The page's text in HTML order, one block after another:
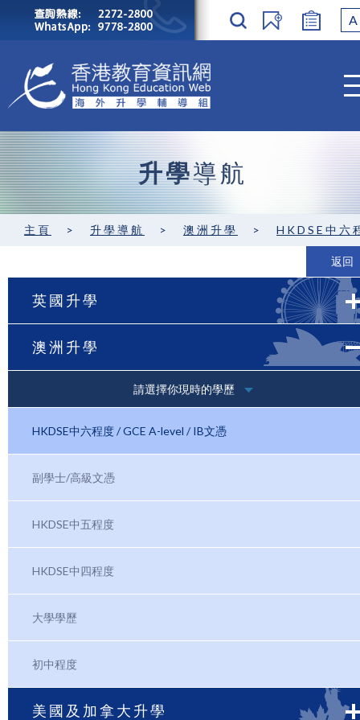
A
升學導航
主頁 > 升學導航 > 澳洲升學 > HKDSE中六程度 / GCE A-
返回
英國升學
澳洲升學
請選擇你現時的學歷
HKDSE中六程度 / GCE A-level / IB文憑
副學士/高級文憑
HKDSE中五程度
HKDSE中四程度
大學學歷
初中程度
美國及加拿大升學